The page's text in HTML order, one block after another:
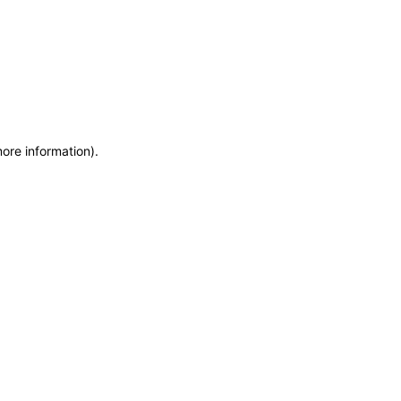
information).